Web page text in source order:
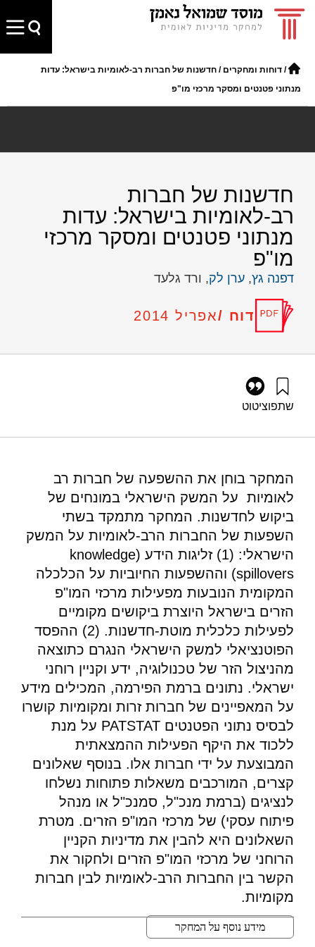
/ דוחות ומחקרים / חדשנות של חברות רב-לאומיות בישראל: עדות
מנתוני פטנטים ומסקר מרכזי מו"פ
חדשנות של חברות
רב-לאומיות בישראל: עדות
מנתוני פטנטים ומסקר מרכזי
מו"פ
דפנה גץ, ערן לק, ורד גלעד
דוח /אפריל 2014
שתפוציטוט
evidence-patent-firm-level-data
המחקר בוחן את ההשפעה של חברות רב
לאומיות על המשק הישראלי במונחים של
ביקוש לחדשנות. המחקר מתמקד בשתי
השפעות של החברות הרב-לאומיות על המשק
הישראלי: (1) זליגות הידע (knowledge
spillovers) וההשפעות החיוביות על הכלכלה
המקומית הנובעות מפעילות מרכזי המו"פ
הזרים בישראל היוצרת ביקושים מקומיים
לפעילות כלכלית מוטת-חדשנות. (2) ההפסד
הפוטנציאלי למשק הישראלי הנגרם כתוצאה
מהניצול הזר של טכנולוגיה, ידע וקניין רוחני
ישראלי. נתונים ברמת הפירמה, המכילים מידע
על המאפיינים של חברות זרות ומקומיות קושרו
לבסיס נתוני הפטנטים PATSTAT על מנת
ללכוד את היקף הפעילות ההמצאתית
המבוצעת על ידי חברות אלו. בנוסף שאלונים
קצרים, המורכבים משאלות פתוחות נשלחו
לנציגים (ברמת מנכ"ל, סמנכ"ל או מנהל
פיתוח עסקי) של מרכזי המו"פ הזרים. מטרת
השאלונים היא להבין את מדיניות הקניין
הרוחני של מרכזי המו"פ הזרים ולחקור את
הקשר בין החברות הרב-לאומיות לבין חברות
מקומיות.
מידע נוסף על המחקר